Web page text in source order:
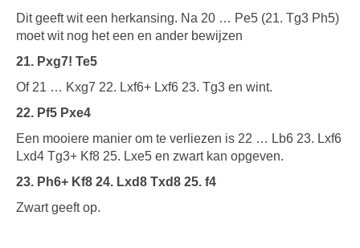
Dit geeft wit een herkansing. Na 20 … Pe5 (21. Tg3 Ph5)
moet wit nog het een en ander bewijzen
21. Pxg7! Te5
Of 21 … Kxg7 22. Lxf6+ Lxf6 23. Tg3 en wint.
22. Pf5 Pxe4
Een mooiere manier om te verliezen is 22 … Lb6 23. Lxf6
Lxd4 Tg3+ Kf8 25. Lxe5 en zwart kan opgeven.
23. Ph6+ Kf8 24. Lxd8 Txd8 25. f4
Zwart geeft op.